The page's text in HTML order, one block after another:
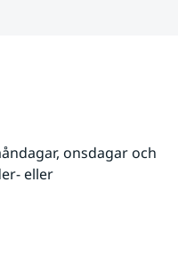
onsdagar och
eller